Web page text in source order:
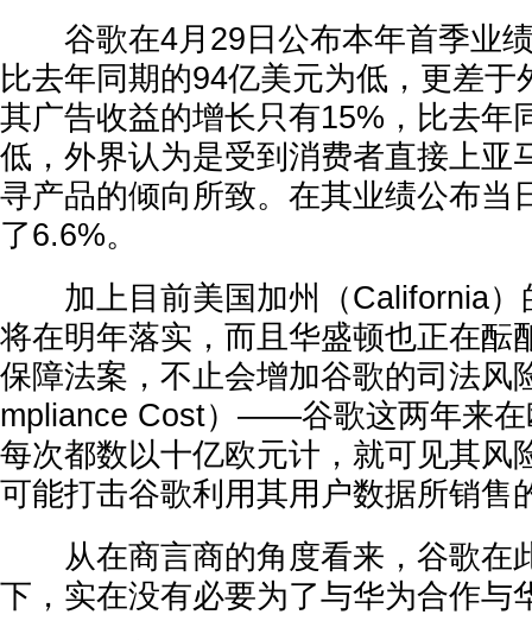
谷歌在4月29日公布本年首季业绩
比去年同期的94亿美元为低，更差于
其广告收益的增长只有15%，比去年
低，外界认为是受到消费者直接上亚
寻产品的倾向所致。在其业绩公布当
了6.6%。
加上目前美国加州（California）
将在明年落实，而且华盛顿也正在酝
保障法案，不止会增加谷歌的司法风
mpliance Cost）——谷歌这两年来在
每次都数以十亿欧元计，就可见其
可能打击谷歌利用其用户数据所销售
从在商言商的角度看来，谷歌在
下，实在没有必要为了与华为合作与